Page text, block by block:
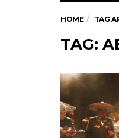
HOME TAG
TAG: